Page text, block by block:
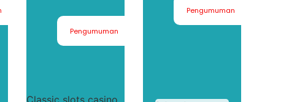
Pengumuman
Classic slots casino
Pengumuman